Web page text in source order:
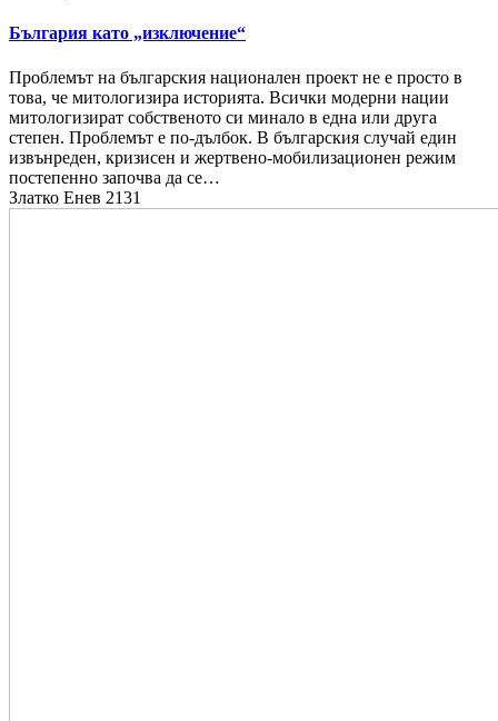
България като „изключение“
Проблемът на българския национален проект не е просто в
това, че митологизира историята. Всички модерни нации
митологизират собственото си минало в една или друга
степен. Проблемът е по-дълбок. В българския случай един
извънреден, кризисен и жертвено-мобилизационен режим
постепенно започва да се…
Златко Енев 2131